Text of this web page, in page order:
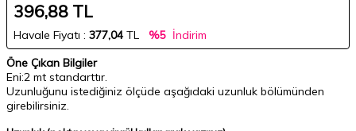
396,88 TL
Havale Fiyatı : 377,04 TL %5 İndirim
Öne Çıkan Bilgiler
Eni:2 mt standarttır.
Uzunluğunu istediğiniz ölçüde aşağıdaki uzunluk bölümünden
girebilirsiniz.